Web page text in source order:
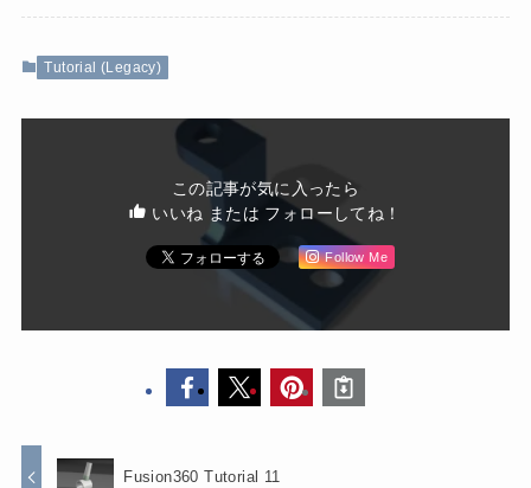
Tutorial (Legacy)
この記事が気に入ったら
いいね または フォローしてね！
Follow Me
Fusion360 Tutorial 11